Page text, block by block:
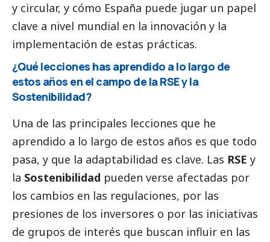
y circular, y cómo España puede jugar un papel
clave a nivel mundial en la innovación y la
implementación de estas prácticas.
¿Qué lecciones has aprendido a lo largo de
estos años en el campo de la RSE y la
Sostenibilidad?
Una de las principales lecciones que he
aprendido a lo largo de estos años es que todo
pasa, y que la adaptabilidad es clave. Las RSE y
la Sostenibilidad pueden verse afectadas por
los cambios en las regulaciones, por las
presiones de los inversores o por las iniciativas
de grupos de interés que buscan influir en las